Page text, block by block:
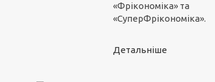
«Фрікономіка» та
«СуперФрікономіка».
Детальніше